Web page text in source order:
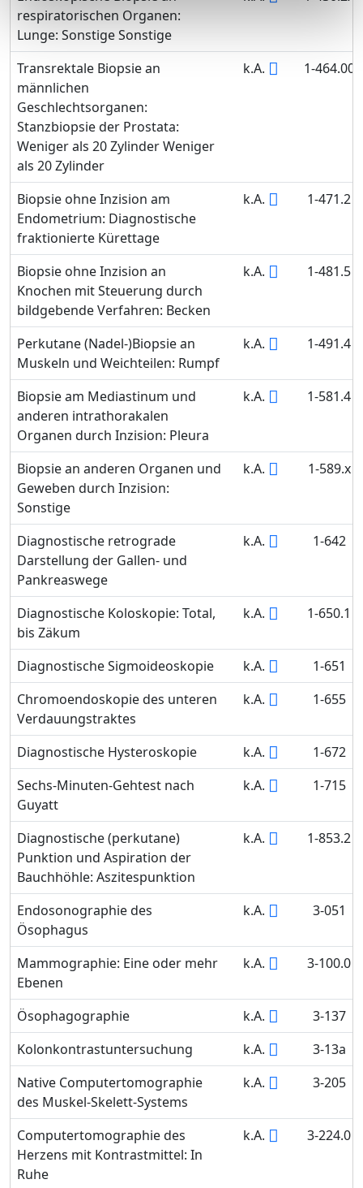
respiratorischen Organen:
Lunge: Sonstige Sonstige
Transrektale Biopsie an
männlichen
Geschlechtsorganen:
Stanzbiopsie der Prostata:
Weniger als 20 Zylinder Weniger
als 20 Zylinder
k.A. 1-464.00
Biopsie ohne Inzision am
Endometrium: Diagnostische
fraktionierte Kürettage
k.A. 1-471.2
Biopsie ohne Inzision an
Knochen mit Steuerung durch
bildgebende Verfahren: Becken
k.A. 1-481.5
Perkutane (Nadel-)Biopsie an
Muskeln und Weichteilen: Rumpf
k.A. 1-491.4
Biopsie am Mediastinum und
anderen intrathorakalen
Organen durch Inzision: Pleura
k.A. 1-581.4
Biopsie an anderen Organen und
Geweben durch Inzision:
Sonstige
k.A. 1-589.x
Diagnostische retrograde
Darstellung der Gallen- und
Pankreaswege
k.A. 1-642
Diagnostische Koloskopie: Total,
bis Zäkum
k.A. 1-650.1
Diagnostische Sigmoideoskopie k.A.
1-651
Chromoendoskopie des unteren
Verdauungstraktes
k.A. 1-655
Diagnostische Hysteroskopie k.A.
1-672
Sechs-Minuten-Gehtest nach
Guyatt
k.A. 1-715
Diagnostische (perkutane)
Punktion und Aspiration der
Bauchhöhle: Aszitespunktion
k.A. 1-853.2
Endosonographie des
Ösophagus
k.A. 3-051
Mammographie: Eine oder mehr
Ebenen
k.A. 3-100.0
Ösophagographie k.A.
3-137
Kolonkontrastuntersuchung
k.A.
3-13a
Native Computertomographie
des Muskel-Skelett-Systems
k.A. 3-205
Computertomographie des
Herzens mit Kontrastmittel: In
Ruhe
k.A. 3-224.0